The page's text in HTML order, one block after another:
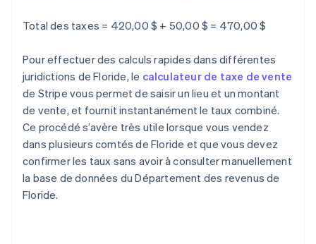
Total des taxes = 420,00 $ + 50,00 $ = 470,00 $
Pour effectuer des calculs rapides dans différentes
juridictions de Floride, le calculateur de taxe de vente
de Stripe vous permet de saisir un lieu et un montant
de vente, et fournit instantanément le taux combiné.
Ce procédé s’avère très utile lorsque vous vendez
dans plusieurs comtés de Floride et que vous devez
confirmer les taux sans avoir à consulter manuellement
la base de données du Département des revenus de
Floride.